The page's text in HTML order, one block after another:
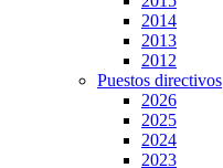
2014
2013
2012
Puestos directivos
2026
2025
2024
2023